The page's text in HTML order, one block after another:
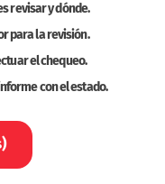
revisar y dónde.
para la revisión.
el chequeo.
con el estado.